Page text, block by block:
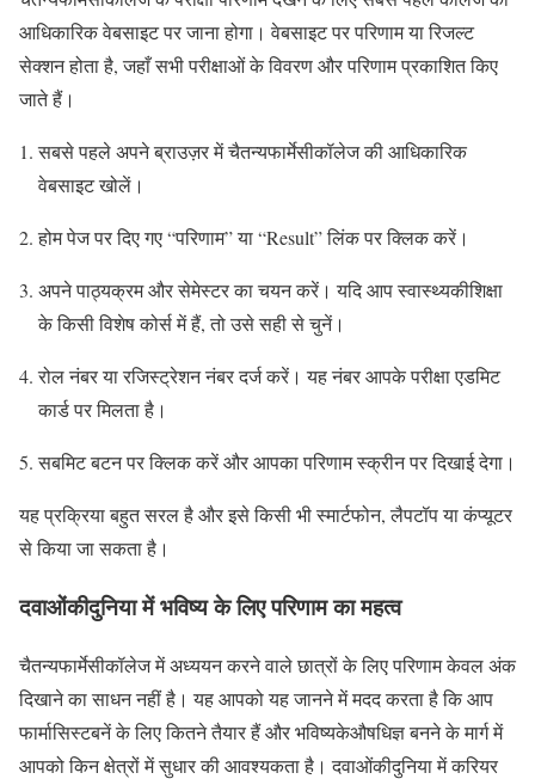
आधिकारिक वेबसाइट पर जाना होगा। वेबसाइट पर परिणाम या रिजल्ट
सेक्शन होता है, जहाँ सभी परीक्षाओं के विवरण और परिणाम प्रकाशित किए
जाते हैं।
सबसे पहले अपने ब्राउज़र में चैतन्यफार्मेसीकॉलेज की आधिकारिक
वेबसाइट खोलें।
होम पेज पर दिए गए “परिणाम” या “Result” लिंक पर क्लिक करें।
अपने पाठ्यक्रम और सेमेस्टर का चयन करें। यदि आप स्वास्थ्यकीशिक्षा
के किसी विशेष कोर्स में हैं, तो उसे सही से चुनें।
रोल नंबर या रजिस्ट्रेशन नंबर दर्ज करें। यह नंबर आपके परीक्षा एडमिट
कार्ड पर मिलता है।
सबमिट बटन पर क्लिक करें और आपका परिणाम स्क्रीन पर दिखाई देगा।
यह प्रक्रिया बहुत सरल है और इसे किसी भी स्मार्टफोन, लैपटॉप या कंप्यूटर
से किया जा सकता है।
दवाओंकीदुनिया में भविष्य के लिए परिणाम का महत्व
चैतन्यफार्मेसीकॉलेज में अध्ययन करने वाले छात्रों के लिए परिणाम केवल अंक
दिखाने का साधन नहीं है। यह आपको यह जानने में मदद करता है कि आप
फार्मासिस्टबनें के लिए कितने तैयार हैं और भविष्यकेऔषधिज्ञ बनने के मार्ग में
आपको किन क्षेत्रों में सुधार की आवश्यकता है। दवाओंकीदुनिया में करियर